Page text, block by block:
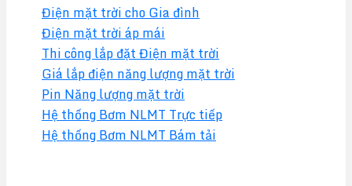
Điện mặt trời cho Gia đình
Điện mặt trời áp mái
Thi công lắp đặt Điện mặt trời
Giá lắp điện năng lượng mặt trời
Pin Năng lượng mặt trời
Hệ thống Bơm NLMT Trực tiếp
Hệ thống Bơm NLMT Bám tải